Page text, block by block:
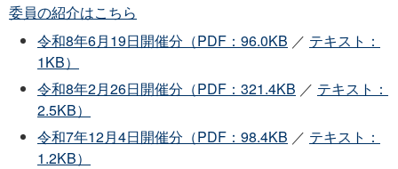
委員の紹介はこちら
令和8年6月19日開催分（PDF：96.0KB ／ テキスト：
1KB）
令和8年2月26日開催分（PDF：321.4KB ／ テキスト：
2.5KB）
令和7年12月4日開催分（PDF：98.4KB ／ テキスト：
1.2KB）